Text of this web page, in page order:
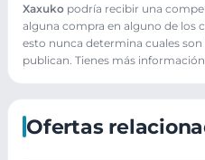
Xaxuko podría recibir una
alguna compra en alguno de los
esto nunca determina cuales son
publican. Tienes más
Ofertas